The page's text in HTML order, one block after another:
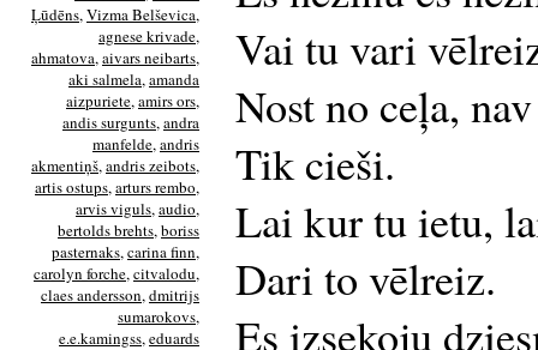
Ļūdēns,Vizma Belševica,
agnese krivade,
ahmatova,aivars neibarts,
aki salmela,amanda
aizpuriete,amirs ors,
andis surgunts,andra
manfelde,andris
akmentiņš,andris zeibots,
artis ostups,arturs rembo,
arvis viguls,audio,
bertolds brehts,boriss
pasternaks,carina finn,
carolyn forche,citvalodu,
claes andersson,dmitrijs
sumarokovs,
e.e.kamingss,eduards
Vai tu vari
Nost no ceļa,
Tik cieši.
Lai kur tu ietu,
Dari to vēlreiz.
Es izsekoju